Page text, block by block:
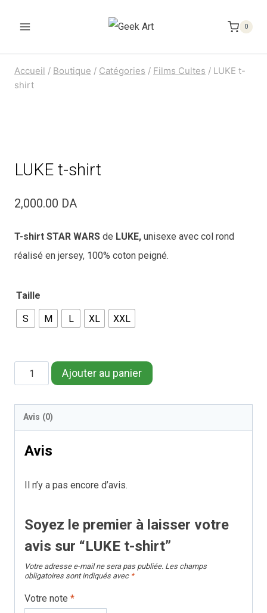
0
Accueil / Boutique / Catégories / Films Cultes / LUKE t-
shirt
LUKE t-shirt
2,000.00 DA
T-shirt STAR WARS de LUKE, unisexe avec col rond
réalisé en jersey, 100% coton peigné.
Taille
S M L XL XXL
quantité
de
LUKE
t-
shirt
Ajouter au panier
Avis (0)
Avis
Il n’y a pas encore d’avis.
Soyez le premier à laisser votre
avis sur “LUKE t-shirt”
Votre adresse e-mail ne sera pas publiée. Les champs
obligatoires sont indiqués avec *
Votre note *